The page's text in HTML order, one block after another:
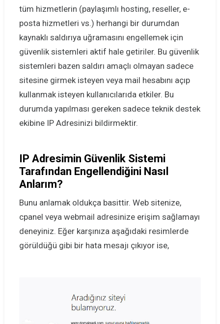
tüm hizmetlerin (paylaşımlı hosting, reseller, e-
posta hizmetleri vs.) herhangi bir durumdan
kaynaklı saldırıya uğramasını engellemek için
güvenlik sistemleri aktif hale getiriler. Bu güvenlik
sistemleri bazen saldırı amaçlı olmayan sadece
sitesine girmek isteyen veya mail hesabını açıp
kullanmak isteyen kullanıcılarıda etkiler. Bu
durumda yapılması gereken sadece teknik destek
ekibine IP Adresinizi bildirmektir.
IP Adresimin Güvenlik Sistemi
Tarafından Engellendiğini Nasıl
Anlarım?
Bunu anlamak oldukça basittir. Web sitenize,
cpanel veya webmail adresinize erişim sağlamayı
deneyiniz. Eğer karşınıza aşağıdaki resimlerde
görüldüğü gibi bir hata mesajı çıkıyor ise,